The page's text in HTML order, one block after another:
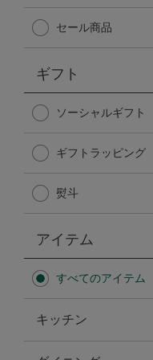
Afternoon Tea
日傘
保冷バッグ
無重力シリーズ
セール商品
ギフト
ソーシャルギフト
ギフトラッピング
熨斗
アイテム
すべてのアイテム
キッチン